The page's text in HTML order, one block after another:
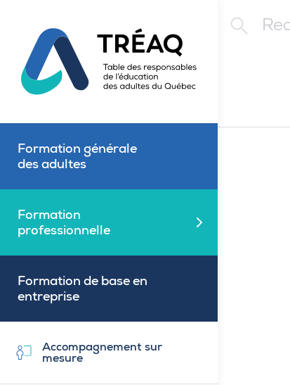
Formation générale
des adultes
Formation
professionnelle
Fermé
Formation de base en
entreprise
Accompagnement sur
mesure